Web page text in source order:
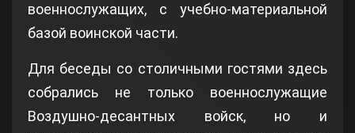
военнослужащих, с учебно-материальной
базой воинской части.
Для беседы со столичными гостями здесь
собрались не только военнослужащие
Воздушно-десантных войск, но и